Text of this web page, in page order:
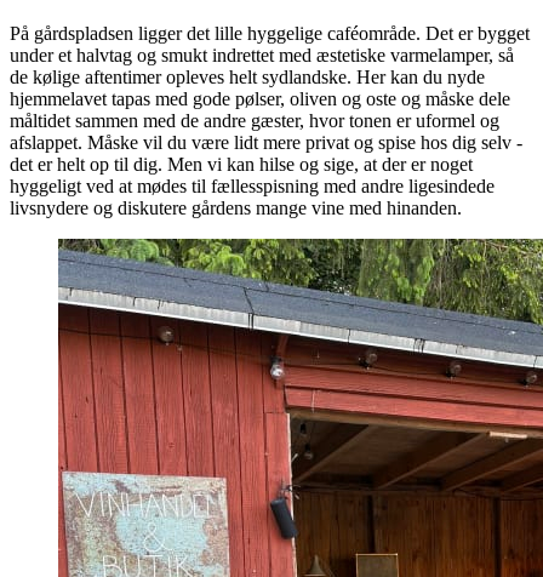
På gårdspladsen ligger det lille hyggelige caféområde. Det er bygget
under et halvtag og smukt indrettet med æstetiske varmelamper, så
de kølige aftentimer opleves helt sydlandske. Her kan du nyde
hjemmelavet tapas med gode pølser, oliven og oste og måske dele
måltidet sammen med de andre gæster, hvor tonen er uformel og
afslappet. Måske vil du være lidt mere privat og spise hos dig selv -
det er helt op til dig. Men vi kan hilse og sige, at der er noget
hyggeligt ved at mødes til fællesspisning med andre ligesindede
livsnydere og diskutere gårdens mange vine med hinanden.